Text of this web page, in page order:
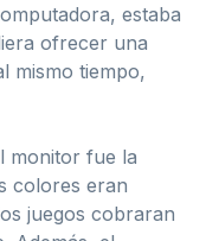
estaba
ofrecer una
mismo tiempo,
monitor fue la
colores eran
juegos cobraran